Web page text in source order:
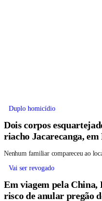
Duplo homicídio
Dois corpos
riacho Jacarecanga, em
Nenhum familiar compareceu ao
Vai ser revogado
Em viagem pela China,
risco de anular pregão